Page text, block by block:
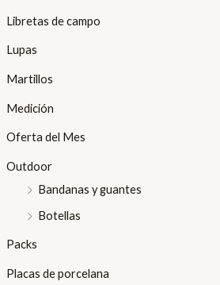
Libretas de campo
Lupas
Martillos
Medición
Oferta del Mes
Outdoor
Bandanas y guantes
Botellas
Packs
Placas de porcelana